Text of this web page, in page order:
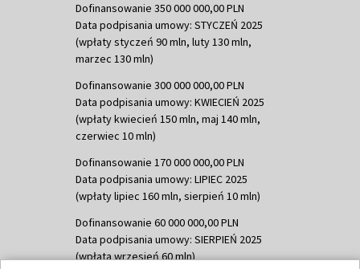
Dofinansowanie 350 000 000,00 PLN
Data podpisania umowy: STYCZEŃ 2025
(wpłaty styczeń 90 mln, luty 130 mln,
marzec 130 mln)
Dofinansowanie 300 000 000,00 PLN
Data podpisania umowy: KWIECIEŃ 2025
(wpłaty kwiecień 150 mln, maj 140 mln,
czerwiec 10 mln)
Dofinansowanie 170 000 000,00 PLN
Data podpisania umowy: LIPIEC 2025
(wpłaty lipiec 160 mln, sierpień 10 mln)
Dofinansowanie 60 000 000,00 PLN
Data podpisania umowy: SIERPIEŃ 2025
(wpłata wrzesień 60 mln)